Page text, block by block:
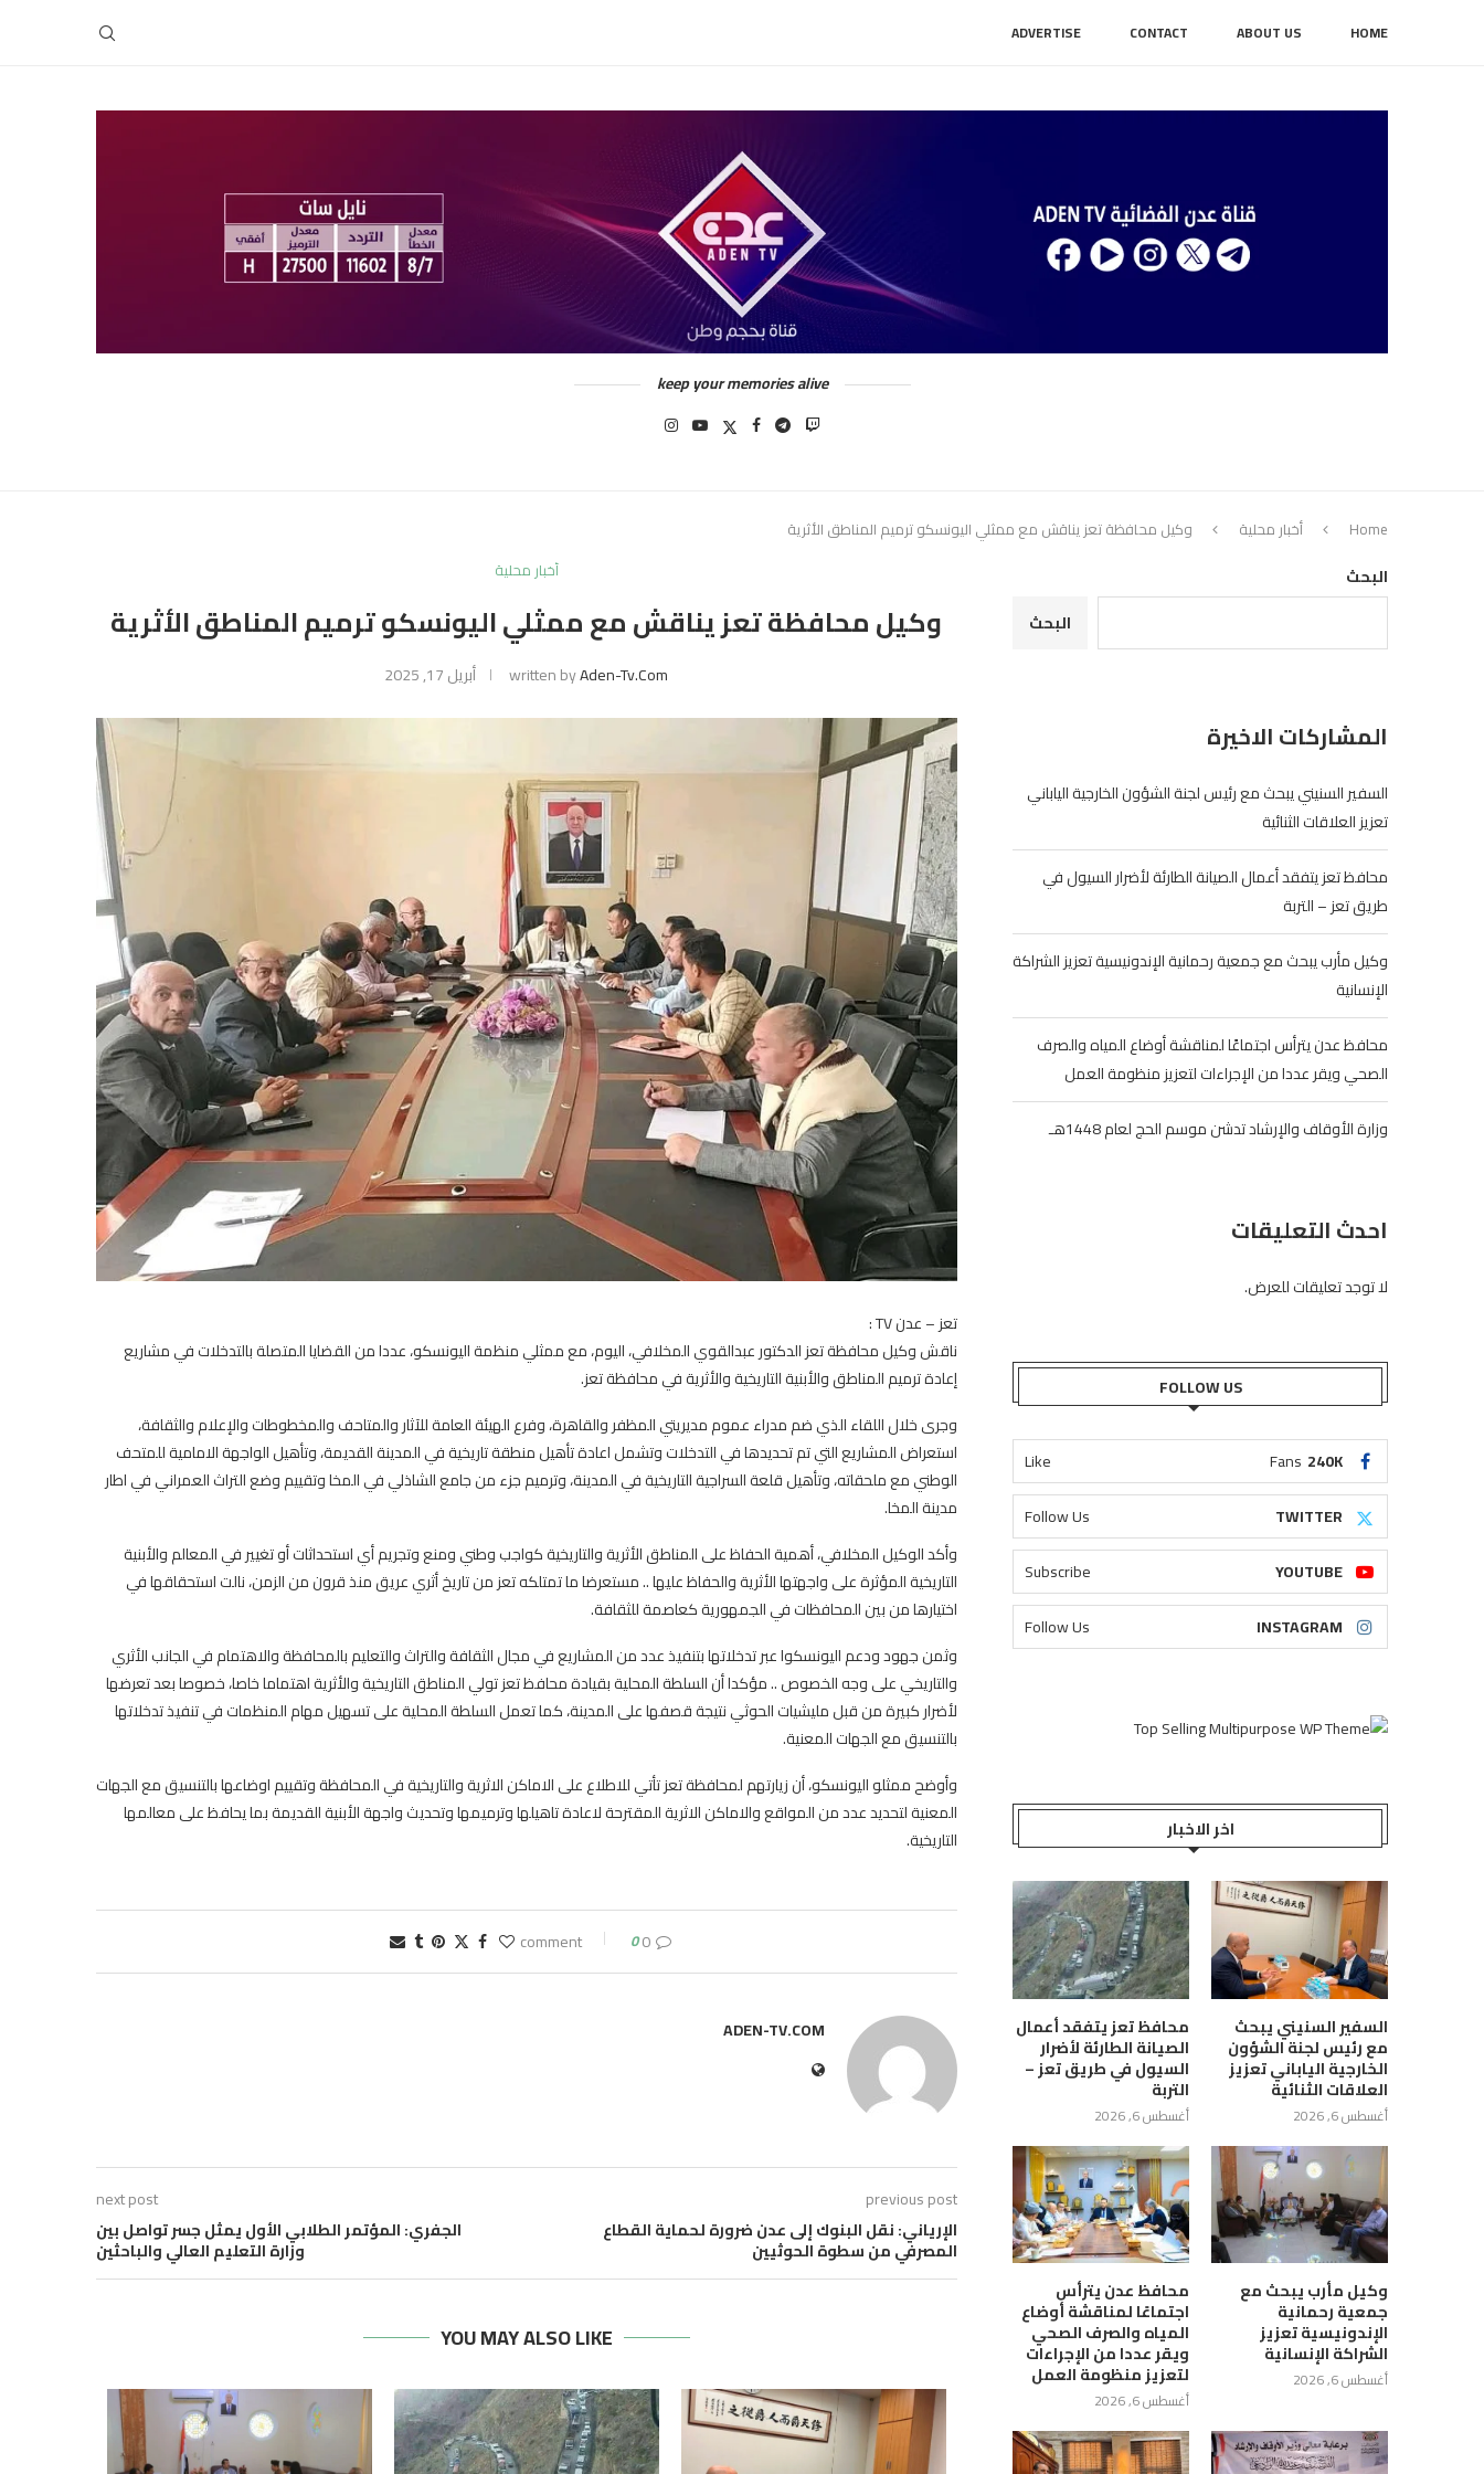
HOME
ABOUT US
CONTACT
ADVERTISE
keep your memories alive
Home أخبار محلية
وكيل محافظة تعز يناقش مع ممثلي اليونسكو ترميم المناطق الأثرية
أخبار محلية
وكيل محافظة تعز يناقش مع ممثلي اليونسكو ترميم المناطق الأثرية
written byAden-Tv.com أبريل 17, 2025
تعز – عدن TV :
ناقش وكيل محافظة تعز الدكتور عبدالقوي المخلافي، اليوم، مع ممثلي منظمة اليونسكو، عددا من القضايا المتصلة بالتدخلات في مشاريع
إعادة ترميم المناطق والأبنية التاريخية والأثرية في محافظة تعز.
وجرى خلال اللقاء الذي ضم مدراء عموم مديريتي المظفر والقاهرة، وفرع الهيئة العامة للآثار والمتاحف والمخطوطات والإعلام والثقافة،
استعراض المشاريع التي تم تحديدها في التدخلات وتشمل اعادة تأهيل منطقة تاريخية في المدينة القديمة، وتأهيل الواجهة الامامية للمتحف
الوطني مع ملحقاته، وتأهيل قلعة السراجية التاريخية في المدينة، وترميم جزء من جامع الشاذلي في المخا وتقييم وضع التراث العمراني في اطار
مدينة المخا.
وأكد الوكيل المخلافي، أهمية الحفاظ على المناطق الأثرية والتاريخية كواجب وطني ومنع وتجريم أي استحداثات أو تغيير في المعالم والأبنية
التاريخية المؤثرة على واجهتها الأثرية والحفاظ عليها .. مستعرضا ما تمتلكه تعز من تاريخ أثري عريق منذ قرون من الزمن، نالت استحقاقها في
اختيارها من بين المحافظات في الجمهورية كعاصمة للثقافة.
وثمن جهود ودعم اليونسكوا عبر تدخلاتها بتنفيذ عدد من المشاريع في مجال الثقافة والتراث والتعليم بالمحافظة والاهتمام في الجانب الأثري
والتاريخي على وجه الخصوص .. مؤكدا أن السلطة المحلية بقيادة محافظ تعز تولي المناطق التاريخية والأثرية اهتماما خاصا، خصوصا بعد تعرضها
لأضرار كبيرة من قبل مليشيات الحوثي نتيجة قصفها على المدينة، كما تعمل السلطة المحلية على تسهيل مهام المنظمات في تنفيذ تدخلاتها
بالتنسيق مع الجهات المعنية.
وأوضح ممثلو اليونسكو، أن زيارتهم لمحافظة تعز تأتي للاطلاع على الاماكن الاثرية والتاريخية في المحافظة وتقييم اوضاعها بالتنسيق مع الجهات
المعنية لتحديد عدد من المواقع والاماكن الاثرية المقترحة لاعادة تاهيلها وترميمها وتحديث واجهة الأبنية القديمة بما يحافظ على معالمها
التاريخية.
0 comment
0
ADEN-TV.COM
previous post
الإرياني: نقل البنوك إلى عدن ضرورة لحماية القطاع
المصرفي من سطوة الحوثيين
next post
الجفري: المؤتمر الطلابي الأول يمثل جسر تواصل بين
وزارة التعليم العالي والباحثين
YOU MAY ALSO LIKE
البحث
البحث
المشاركات الاخيرة
السفير السنيني يبحث مع رئيس لجنة الشؤون الخارجية الياباني
تعزيز العلاقات الثنائية
محافظ تعز يتفقد أعمال الصيانة الطارئة لأضرار السيول في
طريق تعز – التربة
وكيل مأرب يبحث مع جمعية رحمانية الإندونيسية تعزيز الشراكة
الإنسانية
محافظ عدن يترأس اجتماعًا لمناقشة أوضاع المياه والصرف
الصحي ويقر عددا من الإجراءات لتعزيز منظومة العمل
وزارة الأوقاف والإرشاد تدشن موسم الحج لعام 1448هـ
احدث التعليقات
لا توجد تعليقات للعرض.
FOLLOW US
240K
Fans
Like
TWITTER
Follow Us
YOUTUBE
Subscribe
INSTAGRAM
Follow Us
اخر الاخبار
السفير السنيني يبحث
مع رئيس لجنة الشؤون
الخارجية الياباني تعزيز
العلاقات الثنائية
أغسطس 6, 2026
محافظ تعز يتفقد أعمال
الصيانة الطارئة لأضرار
السيول في طريق تعز –
التربة
أغسطس 6, 2026
وكيل مأرب يبحث مع
جمعية رحمانية
الإندونيسية تعزيز
الشراكة الإنسانية
أغسطس 6, 2026
محافظ عدن يترأس
اجتماعًا لمناقشة أوضاع
المياه والصرف الصحي
ويقر عددا من الإجراءات
لتعزيز منظومة العمل
أغسطس 6, 2026